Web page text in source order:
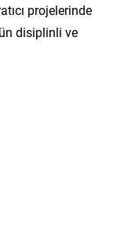
projelerinde
disiplinli ve